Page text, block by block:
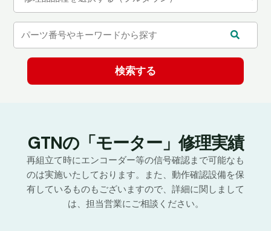
GTNの「モーター」修理実績
再組立て時にエンコーダー等の信号確認まで可能なも
のは実施いたしております。また、動作確認設備を保
有しているものもございますので、詳細に関しまして
は、担当営業にご相談ください。